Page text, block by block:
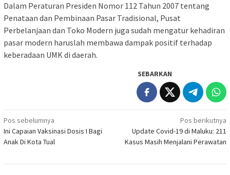
Dalam Peraturan Presiden Nomor 112 Tahun 2007 tentang
Penataan dan Pembinaan Pasar Tradisional, Pusat
Perbelanjaan dan Toko Modern juga sudah mengatur kehadiran
pasar modern haruslah membawa dampak positif terhadap
keberadaan UMK di daerah.
SEBARKAN
Navigasi
pos
Pos sebelumnya
Ini Capaian Vaksinasi Dosis I Bagi
Anak Di Kota Tual
Pos berikutnya
Update Covid-19 di Maluku: 211
Kasus Masih Menjalani Perawatan